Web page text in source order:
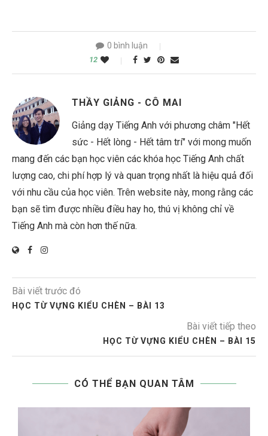
0 bình luận
12
THẦY GIẢNG - CÔ MAI
Giảng dạy Tiếng Anh với phương châm "Hết
sức - Hết lòng - Hết tâm trí" với mong muốn
mang đến các bạn học viên các khóa học Tiếng Anh chất
lượng cao, chi phí hợp lý và quan trọng nhất là hiệu quả đối
với nhu cầu của học viên. Trên website này, mong rằng các
bạn sẽ tìm được nhiều điều hay ho, thú vị không chỉ về
Tiếng Anh mà còn hơn thế nữa.
Bài viết trước đó
HỌC TỪ VỰNG KIỂU CHÈN – BÀI 13
Bài viết tiếp theo
HỌC TỪ VỰNG KIỂU CHÈN – BÀI 15
CÓ THỂ BẠN QUAN TÂM